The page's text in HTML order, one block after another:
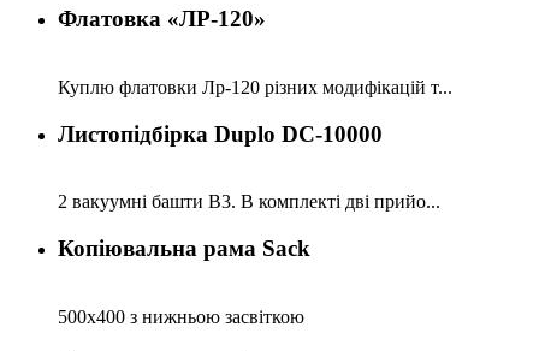
Флатовка «ЛР-120»
Куплю флатовки Лр-120 різних модифікацій т...
Листопідбірка Duplo DC-10000
2 вакуумні башти B3. В комплекті дві прийо...
Копіювальна рама Sack
500х400 з нижньою засвіткою